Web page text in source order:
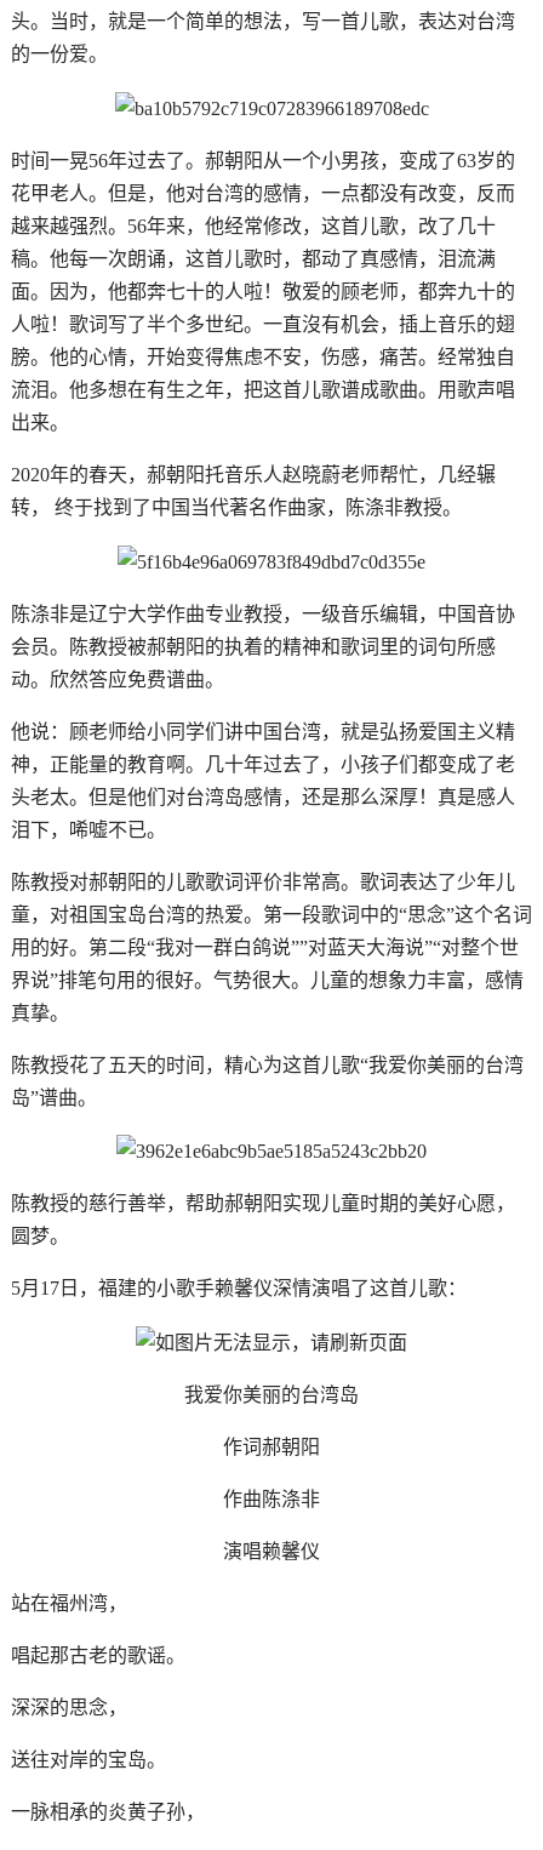
头。当时，就是一个简单的想法，写一首儿歌，表达对台湾
的一份爱。
时间一晃56年过去了。郝朝阳从一个小男孩，变成了63岁的
花甲老人。但是，他对台湾的感情，一点都没有改变，反而
越来越强烈。56年来，他经常修改，这首儿歌，改了几十
稿。他每一次朗诵，这首儿歌时，都动了真感情，泪流满
面。因为，他都奔七十的人啦！敬爱的顾老师，都奔九十的
人啦！歌词写了半个多世纪。一直沒有机会，插上音乐的翅
膀。他的心情，开始变得焦虑不安，伤感，痛苦。经常独自
流泪。他多想在有生之年，把这首儿歌谱成歌曲。用歌声唱
出来。
2020年的春天，郝朝阳托音乐人赵晓蔚老师帮忙，几经辗
转， 终于找到了中国当代著名作曲家，陈涤非教授。
陈涤非是辽宁大学作曲专业教授，一级音乐编辑，中国音协
会员。陈教授被郝朝阳的执着的精神和歌词里的词句所感
动。欣然答应免费谱曲。
他说：顾老师给小同学们讲中国台湾，就是弘扬爱国主义精
神，正能量的教育啊。几十年过去了，小孩子们都变成了老
头老太。但是他们对台湾岛感情，还是那么深厚！真是感人
泪下，唏嘘不已。
陈教授对郝朝阳的儿歌歌词评价非常高。歌词表达了少年儿
童，对祖国宝岛台湾的热爱。第一段歌词中的“思念”这个名词
用的好。第二段“我对一群白鸽说””对蓝天大海说”“对整个世
界说”排笔句用的很好。气势很大。儿童的想象力丰富，感情
真挚。
陈教授花了五天的时间，精心为这首儿歌“我爱你美丽的台湾
岛”谱曲。
陈教授的慈行善举，帮助郝朝阳实现儿童时期的美好心愿，
圆梦。
5月17日，福建的小歌手赖馨仪深情演唱了这首儿歌：
我爱你美丽的台湾岛
作词郝朝阳
作曲陈涤非
演唱赖馨仪
站在福州湾，
唱起那古老的歌谣。
深深的思念，
送往对岸的宝岛。
一脉相承的炎黄子孙，